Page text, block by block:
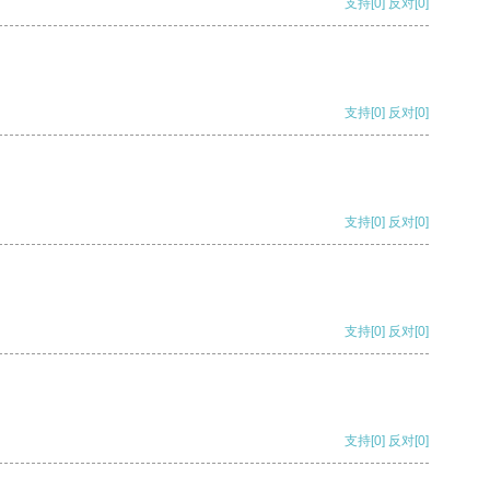
支持 [0] 反对 [0]
支持[0] 反对[0]
支持[0] 反对[0]
支持[0] 反对[0]
支持[0] 反对[0]